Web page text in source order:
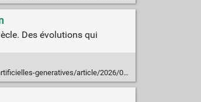
Des évolutions qui
ia-annoncees-par-google-dans-son-moteur-de-recherche-posent-question_6691766_6191406.html